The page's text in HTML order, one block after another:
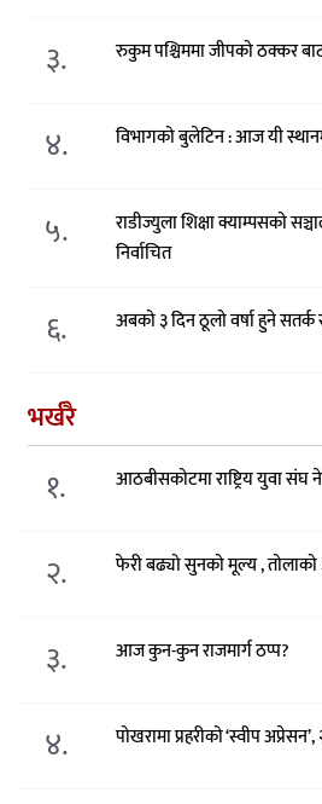
३. रुकुम पश्चिममा जीपको ठक्कर
४. विभागको बुलेटिन : आज यी
५.
राडीज्युला शिक्षा क्याम्पसको
निर्वाचित
६. अबको ३ दिन ठूलो वर्षा हुने
भर्खरै
१. आठबीसकोटमा राष्ट्रिय युवा
२. फेरी बढ्यो सुनको मूल्य , तोलाको
३. आज कुन-कुन राजमार्ग ठप्प?
४. पोखरामा प्रहरीको ‘स्वीप